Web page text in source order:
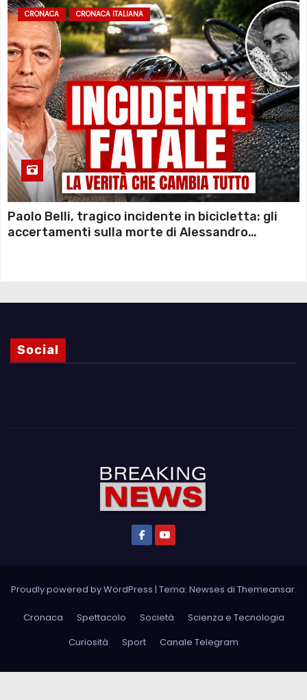
CRONACA CRONACA ITALIANA
Paolo Belli, tragico incidente in bicicletta: gli
accertamenti sulla morte di Alessandro
Social
Proudly powered by WordPress | Tema: Newses di Themeansar.
Cronaca Spettacolo Società
Scienza e Tecnologia
Curiosità
Sport Canale Telegram